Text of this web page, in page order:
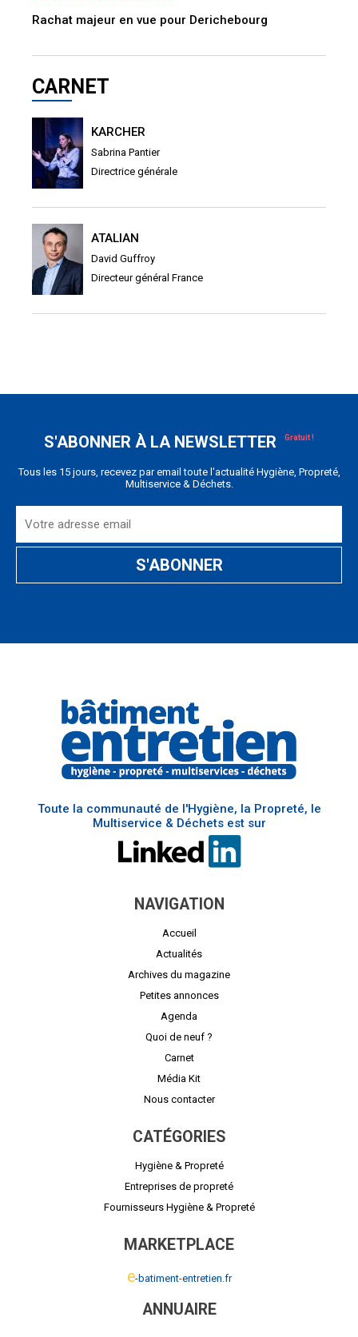
Rachat majeur en vue pour Derichebourg
CARNET
KARCHER
Sabrina Pantier
Directrice générale
ATALIAN
David Guffroy
Directeur général France
S'ABONNER À LA NEWSLETTER
Tous les 15 jours, recevez par email toute l'actualité Hygiène, Propreté,
Multiservice & Déchets.
Toute la communauté de l'Hygiène, la Propreté, le
Multiservice & Déchets est sur
NAVIGATION
Accueil
Actualités
Archives du magazine
Petites annonces
Agenda
Quoi de neuf ?
Carnet
Média Kit
Nous contacter
CATÉGORIES
Hygiène & Propreté
Entreprises de propreté
Fournisseurs Hygiène & Propreté
MARKETPLACE
e-batiment-entretien.fr
ANNUAIRE